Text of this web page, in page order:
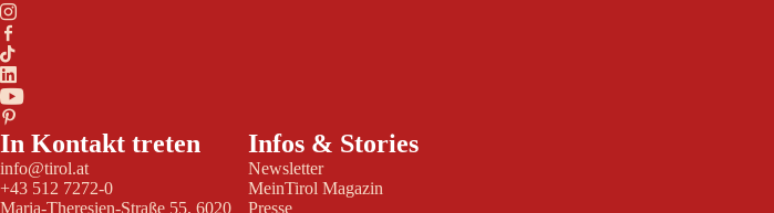
In Kontakt treten
info@tirol.at
+43 512 7272-0
Maria-Theresien-Straße 55, 6020
Infos & Stories
Newsletter
MeinTirol Magazin
Presse